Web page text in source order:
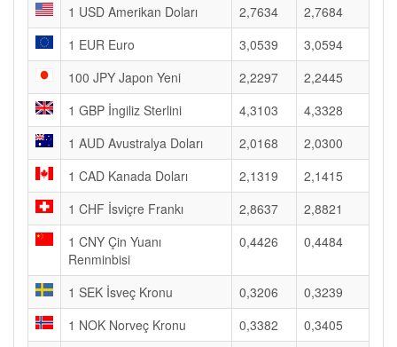
1 USD Amerikan Doları
2,7634
2,7684
1 EUR Euro
3,0539
3,0594
100 JPY Japon Yeni
2,2297
2,2445
1 GBP İngiliz Sterlini
4,3103
4,3328
1 AUD Avustralya Doları
2,0168
2,0300
1 CAD Kanada Doları
2,1319
2,1415
1 CHF İsviçre Frankı
2,8637
2,8821
1 CNY Çin Yuanı
Renminbisi
0,4426 0,4484
1 SEK İsveç Kronu 0,3206
0,3239
1 NOK Norveç Kronu
0,3382
0,3405